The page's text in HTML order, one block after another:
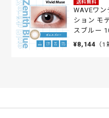
送料無料
WAVEワ
ション モ
スブルー
¥8,144 （